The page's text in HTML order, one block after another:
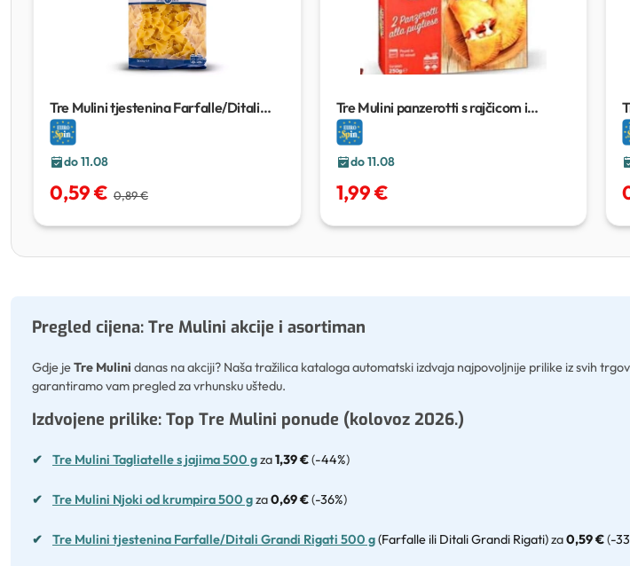
Tre Mulini tjestenina Farfalle/Ditali
Grandi Rigati
do 11.08
0,59 € 0,89 €
Tre Mulini panzerotti s rajčicom i
mozzarellom
do 11.08
1,99 €
Pregled cijena: Tre Mulini akcije i asortiman
Gdje jeTre Mulini danas na akciji? Naša tražilica kataloga automatski izdvaja najpovoljnije prilike iz svih
garantiramo vam pregled za vrhunsku uštedu.
Izdvojene prilike: Top Tre Mulini ponude (kolovoz 2026.)
✔ Tre Mulini Tagliatelle s jajima 500 gza1,39 €(-44%)
✔ Tre Mulini Njoki od krumpira 500 gza0,69 €(-36%)
✔ Tre Mulini tjestenina Farfalle/Ditali Grandi Rigati 500 g(Farfalle ili Ditali Grandi Rigati)za0,59 €(-